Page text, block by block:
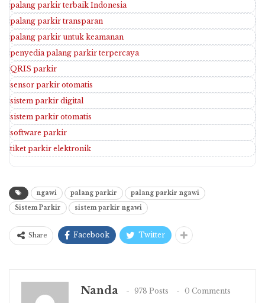
palang parkir terbaik Indonesia
palang parkir transparan
palang parkir untuk keamanan
penyedia palang parkir terpercaya
QRIS parkir
sensor parkir otomatis
sistem parkir digital
sistem parkir otomatis
software parkir
tiket parkir elektronik
ngawi palang parkir
palang parkir ngawi
Sistem Parkir
sistem parkir ngawi
Share Facebook Twitter
Nanda 978 Posts 0 Comments